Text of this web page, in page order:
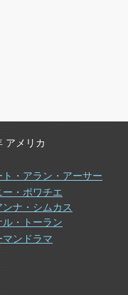
アメリカ
ト・アラン・アーサー
ー・ポワチエ
ンナ・シムカス
ル・トーラン
マンドラマ